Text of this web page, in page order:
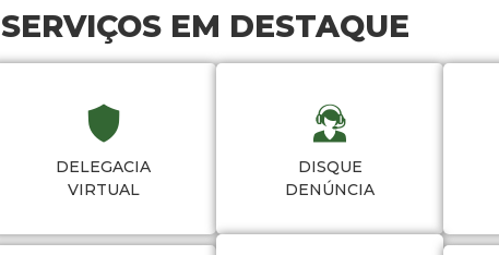
SERVIÇOS EM DESTAQUE
DELEGACIA
VIRTUAL
DISQUE
DENÚNCIA